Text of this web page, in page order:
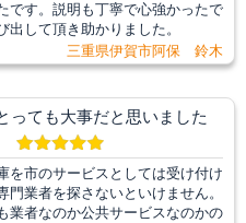
です。説明も丁寧で心強かったで
出して頂き助かりました。
三重県伊賀市阿保 鈴木
っても大事だと思いました
を市のサービスとしては受け付け
門業者を探さないといけません。
業者なのか公共サービスなのかの